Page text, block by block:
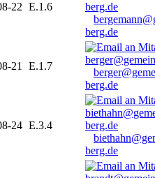
22 E.1.6
berg.de
21 E.1.7
berg.de
24 E.3.4
berg.de